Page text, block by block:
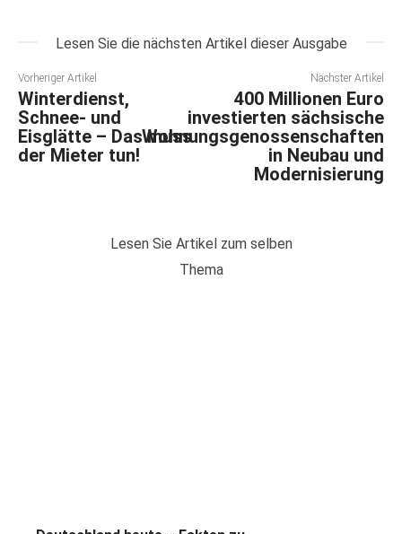
Lesen Sie die nächsten Artikel dieser Ausgabe
Vorheriger Artikel
Winterdienst,
Schnee- und
Eisglätte – Das muss
der Mieter tun!
Nächster Artikel
400 Millionen Euro
investierten sächsische
Wohnungsgenossenschaften
in Neubau und
Modernisierung
Lesen Sie Artikel zum selben
Thema